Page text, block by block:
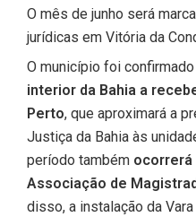
O mês de junho será
jurídicas em Vitória da
O município foi
interior da Bahia a
Perto, que aproximará a
Justiça da Bahia às
período também ocorrerá
Associação de
disso, a instalação da